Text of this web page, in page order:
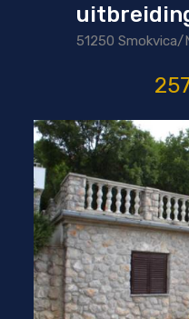
51250 Smokvica/